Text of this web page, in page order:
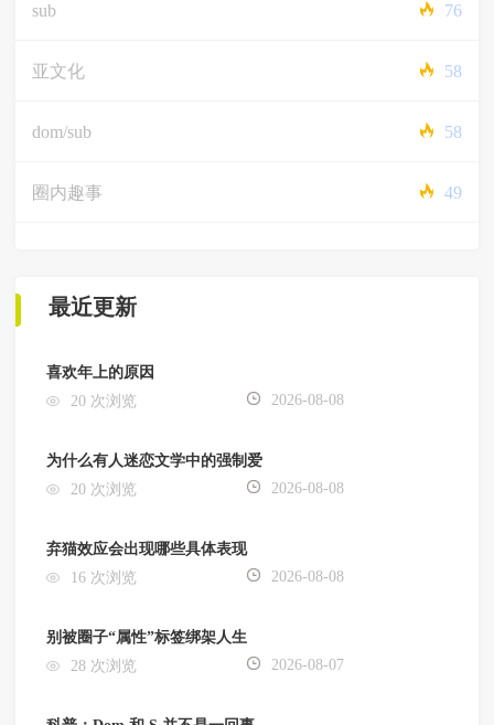
sub 76
亚文化 58
dom/sub 58
圈内趣事 49
最近更新
喜欢年上的原因
20 次浏览
2026-08-08
为什么有人迷恋文学中的强制爱
20 次浏览
2026-08-08
弃猫效应会出现哪些具体表现
16 次浏览
2026-08-08
别被圈子“属性”标签绑架人生
28 次浏览
2026-08-07